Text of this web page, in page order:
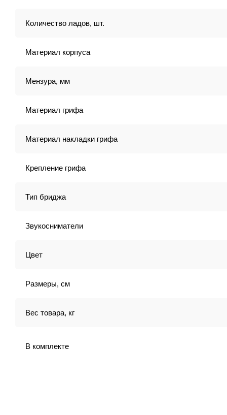
Количество ладов, шт.
Материал корпуса
Мензура, мм
Материал грифа
Материал накладки грифа
Крепление грифа
Тип бриджа
Звукосниматели
Цвет
Размеры, см
Вес товара, кг
В комплекте